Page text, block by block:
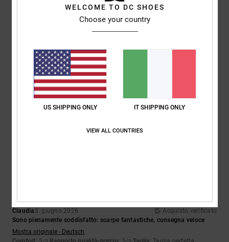
Consiglio questo prodotto
16. giugno 2026
Mostra originale - English
Claudia 3. giugno 2026
Acquisto verificato
Sono pienamente soddisfatto: scarpe fantastiche, consegna veloce
Mostra originale - Deutsch
WELCOME TO DC SHOES
Choose your country
US SHIPPING ONLY IT SHIPPING ONLY
VIEW ALL COUNTRIES